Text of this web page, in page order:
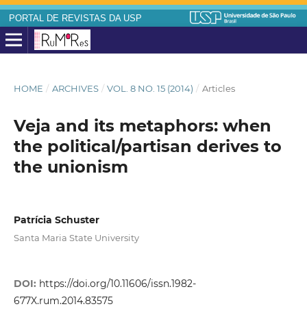
PORTAL DE REVISTAS DA USP
HOME / ARCHIVES / VOL. 8 NO. 15 (2014) / Articles
Veja and its metaphors: when
the political/partisan derives to
the unionism
Patrícia Schuster
Santa Maria State University
DOI: https://doi.org/10.11606/issn.1982-
677X.rum.2014.83575